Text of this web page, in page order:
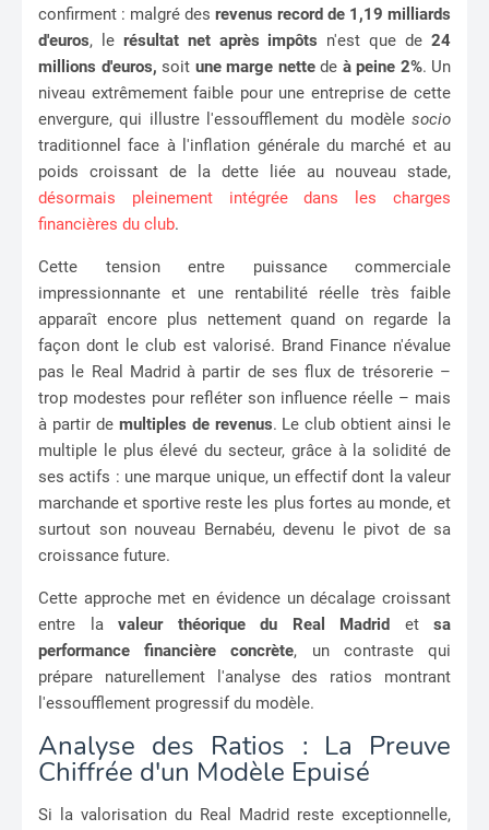
confirment : malgré des revenus record de 1,19 milliards
d'euros, le résultat net après impôts n'est que de24
millions d'euros, soit une marge nettede à peine 2%. Un
niveau extrêmement faible pour une entreprise de cette
envergure, qui illustre l'essoufflement du modèle socio
traditionnel face à l'inflation générale du marché et au
poids croissant de la dette liée au nouveau stade,
désormais pleinement intégrée dans les charges
financières du club.
Cette tension entre puissance commerciale
impressionnante et une rentabilité réelle très faible
apparaît encore plus nettement quand on regarde la
façon dont le club est valorisé. Brand Finance n'évalue
pas le Real Madrid à partir de ses flux de trésorerie –
trop modestes pour refléter son influence réelle – mais
à partir de multiples de revenus. Le club obtient ainsi le
multiple le plus élevé du secteur, grâce à la solidité de
ses actifs : une marque unique, un effectif dont la valeur
marchande et sportive reste les plus fortes au monde, et
surtout son nouveau Bernabéu, devenu le pivot de sa
croissance future.
Cette approche met en évidence un décalage croissant
entre la valeur théorique du Real Madrid et sa
performance financière concrète, un contraste qui
prépare naturellement l'analyse des ratios montrant
l'essoufflement progressif du modèle.
Analyse des Ratios : La Preuve
Chiffrée d'un Modèle Epuisé
Si la valorisation du Real Madrid reste exceptionnelle,